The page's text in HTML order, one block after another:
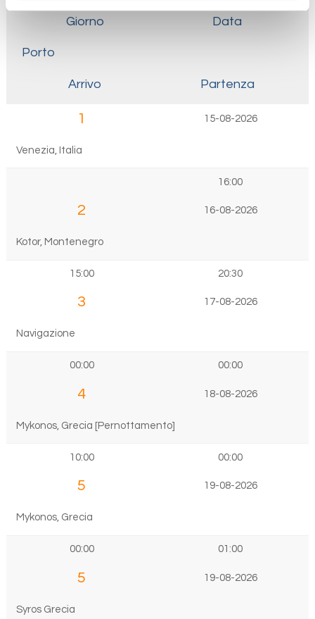
Giorno Data
Porto
Arrivo Partenza
1 15-08-2026
Venezia, Italia
16:00
2 16-08-2026
Kotor, Montenegro
15:00 20:30
3 17-08-2026
Navigazione
00:00 00:00
4 18-08-2026
Mykonos, Grecia [Pernottamento]
10:00 00:00
5 19-08-2026
Mykonos, Grecia
00:00 01:00
5 19-08-2026
Syros Grecia